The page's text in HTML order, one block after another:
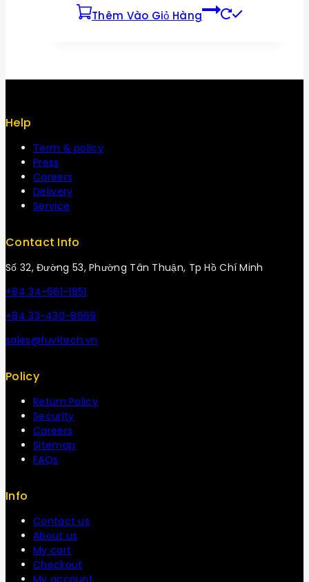
Thêm Vào Giỏ Hàng
Help
Term & policy
Press
Careers
Delivery
Service
Contact Info
Số 32, Đường 53, Phường Tân Thuận, Tp Hồ Chí Minh
+84 34-661-1851
+84 33-430-8669
sales@fuvitech.vn
Policy
Return Policy
Security
Careers
Sitemap
FAQs
Info
Contact us
About us
My cart
Checkout
My account